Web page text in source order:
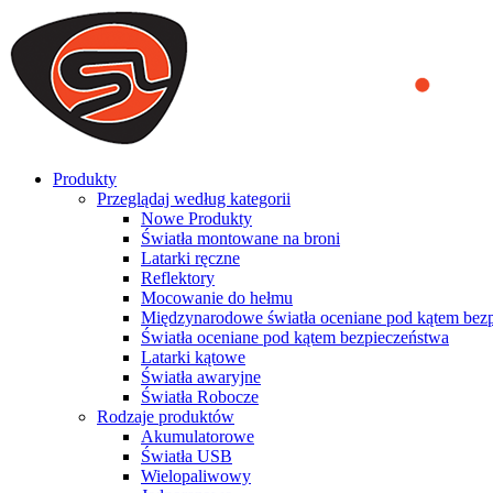
We use cookies to ensure that we provide you the best experience
you a better experience. To learn more or to find out how you can
ACCEPT AND CLOSE
Produkty
Przeglądaj według kategorii
Nowe Produkty
Światła montowane na broni
Latarki ręczne
Reflektory
Mocowanie do hełmu
Międzynarodowe światła oceniane pod kątem
Światła oceniane pod kątem bezpieczeństwa
Latarki kątowe
Światła awaryjne
Światła Robocze
Rodzaje produktów
Akumulatorowe
Światła USB
Wielopaliwowy